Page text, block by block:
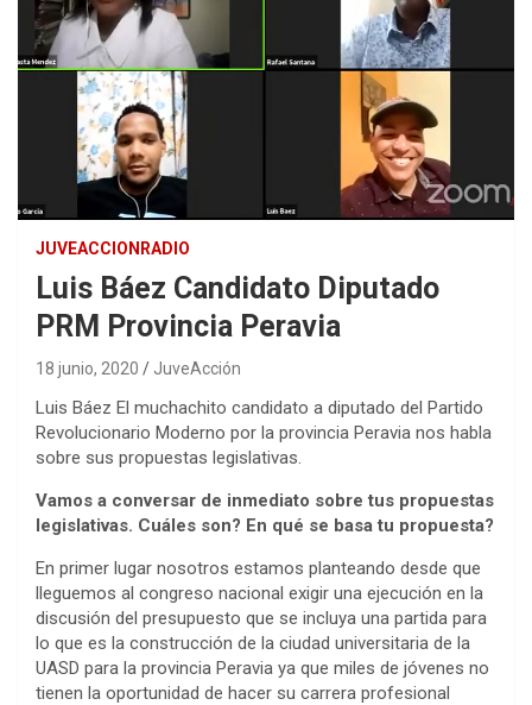
JUVEACCIONRADIO
Luis Báez Candidato Diputado
PRM Provincia Peravia
18 junio, 2020 JuveAcción
Luis Báez El muchachito candidato a diputado del Partido
Revolucionario Moderno por la provincia Peravia nos habla
sobre sus propuestas legislativas.
Vamos a conversar de inmediato sobre tus propuestas
legislativas. Cuáles son? En qué se basa tu propuesta?
En primer lugar nosotros estamos planteando desde que
lleguemos al congreso nacional exigir una ejecución en la
discusión del presupuesto que se incluya una partida para
lo que es la construcción de la ciudad universitaria de la
UASD para la provincia Peravia ya que miles de jóvenes no
tienen la oportunidad de hacer su carrera profesional